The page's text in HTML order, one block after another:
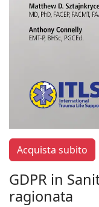
Acquista subito
GDPR in
ragionata